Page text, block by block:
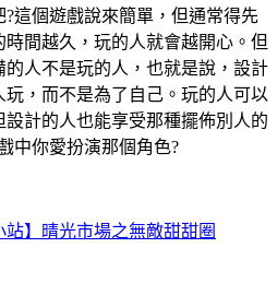
這個遊戲說來簡單，但通常得先
間越久，玩的人就會越開心。但
人不是玩的人，也就是說，設計
，而不是為了自己。玩的人可以
計的人也能享受那種擺佈別人的
中你愛扮演那個角色?
站】晴光市場之無敵甜甜圈